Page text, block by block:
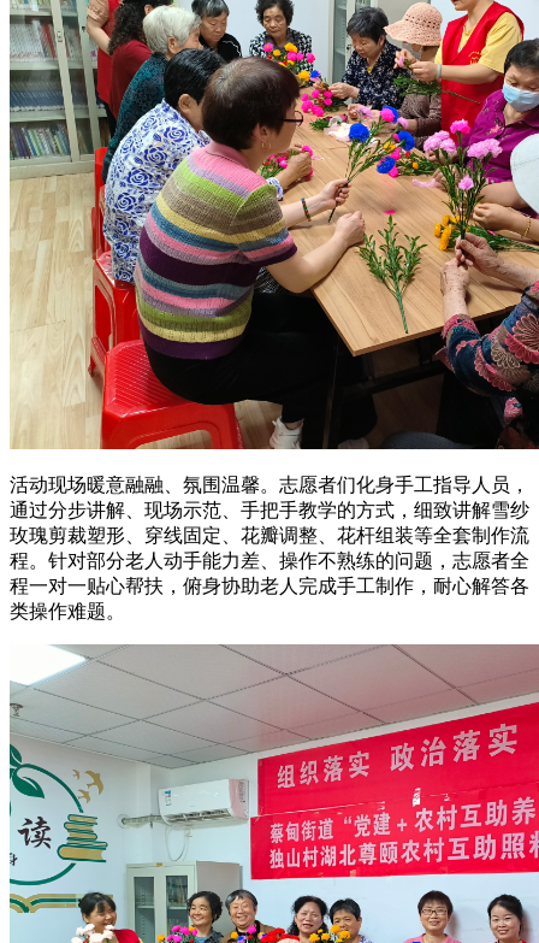
活动现场暖意融融、氛围温馨。志愿者们化身手工指导人员，
通过分步讲解、现场示范、手把手教学的方式，细致讲解雪纱
玫瑰剪裁塑形、穿线固定、花瓣调整、花杆组装等全套制作流
程。针对部分老人动手能力差、操作不熟练的问题，志愿者全
程一对一贴心帮扶，俯身协助老人完成手工制作，耐心解答各
类操作难题。